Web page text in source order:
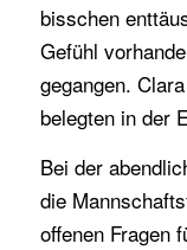
bisschen
Gefühl
gegangen.
belegten in der
Bei der
die
offenen Fragen